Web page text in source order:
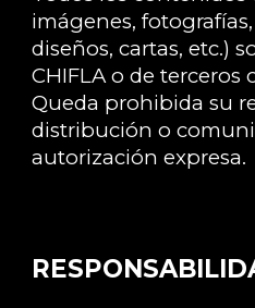
imágenes,
diseños, cartas, etc.)
CHIFLA o de terceros
Queda prohibida su
distribución o
autorización expresa.